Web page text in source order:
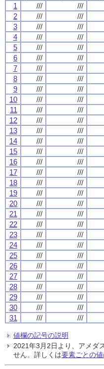
1
/// ///
2
/// ///
3
/// ///
4
/// ///
5
/// ///
6
/// ///
7
/// ///
8
/// ///
9
/// ///
10
/// ///
11
/// ///
12
/// ///
13
/// ///
14
/// ///
15
/// ///
16
/// ///
17
/// ///
18
/// ///
19
/// ///
20
/// ///
21
/// ///
22
/// ///
23
/// ///
24
/// ///
25
/// ///
26
/// ///
27
/// ///
28
/// ///
29
/// ///
30
/// ///
31
/// ///
値欄の記号の説明
2021年3月2日より、アメダ
せん。詳しくは要素ごとの